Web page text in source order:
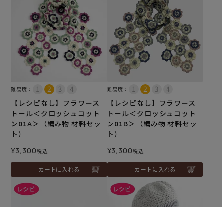
難易度：
【レシピなし】フラワース
トール＜クロッシュコット
ン01A＞（編み物 材料セッ
ト）
¥3,300税込
カートに入れる
難易度：
【レシピなし】フラワース
トール＜クロッシュコット
ン01B＞（編み物 材料セッ
ト）
¥3,300税込
カートに入れる